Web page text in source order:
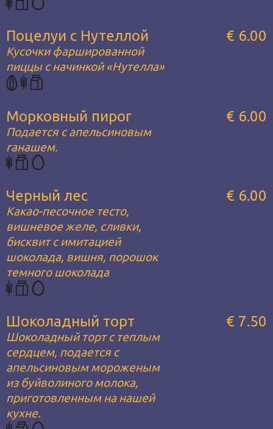
Поцелуи с Нутеллой
Кусочки фаршированной
пиццы с начинкой «Нутелла»
€ 6.00
Морковный пирог
Подается с апельсиновым
ганашем.
€ 6.00
Черный лес
Какао-песочное тесто,
вишневое желе, сливки,
бисквит с имитацией
шоколада, вишня, порошок
темного шоколада
€ 6.00
Шоколадный торт
Шоколадный торт с теплым
сердцем, подается с
апельсиновым мороженым
из буйволиного молока,
приготовленным на нашей
кухне.
€ 7.50